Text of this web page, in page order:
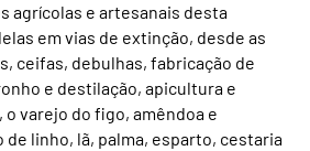
agrícolas e artesanais desta
em vias de extinção, desde as
ceifas, debulhas, fabricação de
e destilação, apicultura e
varejo do figo, amêndoa e
linho, lã, palma, esparto, cestaria